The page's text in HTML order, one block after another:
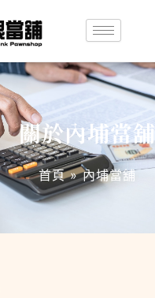
關於內埔當舖
首頁»內埔當舖